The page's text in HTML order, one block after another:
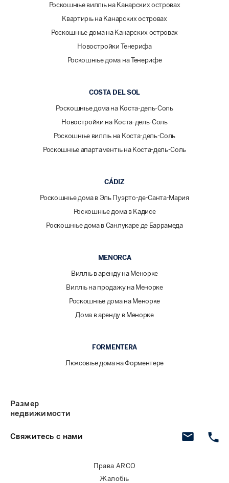
Роскошные виллы на Канарских островах
Квартиры на Канарских островах
Роскошные дома на Канарских островах
Новостройки Тенерифа
Роскошные дома на Тенерифе
COSTA DEL SOL
Роскошные дома на Коста-дель-Соль
Новостройки на Коста-дель-Соль
Роскошные виллы на Коста-дель-Соль
Роскошные апартаменты на Коста-дель-Соль
CÁDIZ
Роскошные дома в Эль Пуэрто-де-Санта-Мария
Роскошные дома в Кадисе
Роскошные дома в Санлукаре де Баррамеда
MENORCA
Виллы в аренду на Менорке
Виллы на продажу на Менорке
Роскошные дома на Менорке
Дома в аренду в Менорке
FORMENTERA
Люксовые дома на Форментере
Свяжитесь с нами
Размер
недвижимости
Права ARCO
Жалобы